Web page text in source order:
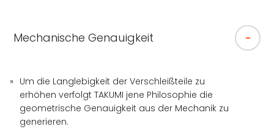
Mechanische Genauigkeit
Um die Langlebigkeit der Verschleißteile zu
erhöhen verfolgt TAKUMI jene Philosophie die
geometrische Genauigkeit aus der Mechanik zu
generieren.